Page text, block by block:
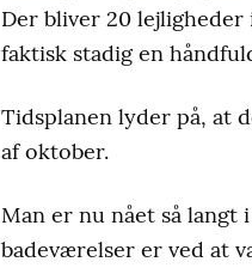
Der bliver 20
faktisk stadig en
Tidsplanen lyder på, at
af oktober.
Man er nu nået så langt
badeværelser er ved at